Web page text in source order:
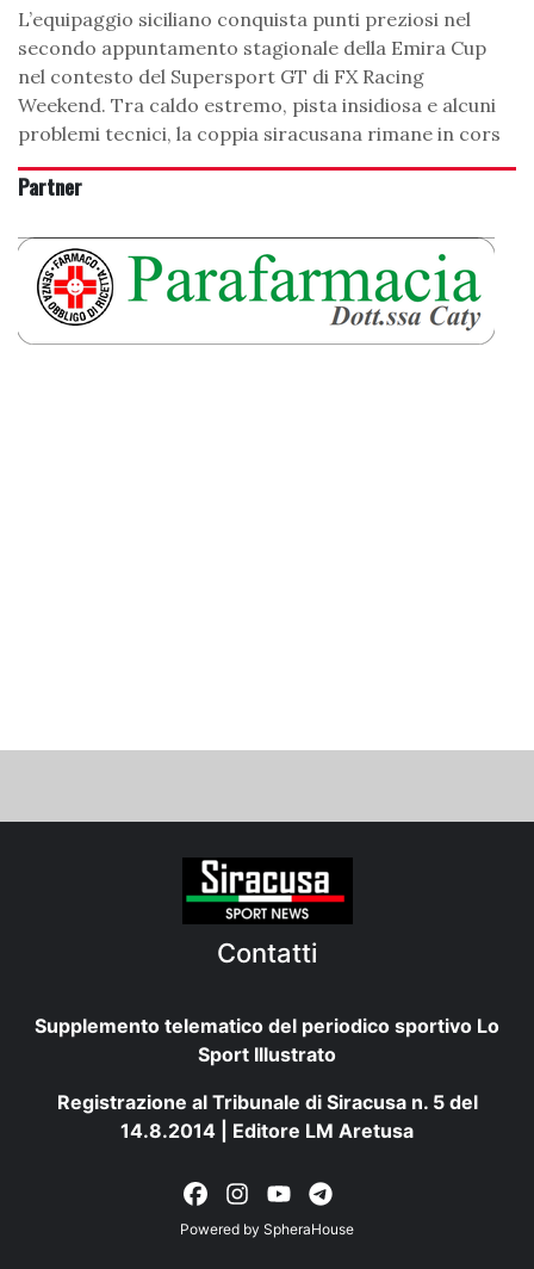
L’equipaggio siciliano conquista punti preziosi nel
secondo appuntamento stagionale della Emira Cup
nel contesto del Supersport GT di FX Racing
Weekend. Tra caldo estremo, pista insidiosa e alcuni
problemi tecnici, la coppia siracusana rimane in cors
Partner
Contatti
Supplemento telematico del periodico sportivo Lo
Sport Illustrato
Registrazione al Tribunale di Siracusa n. 5 del
14.8.2014 | Editore LM Aretusa
Powered by SpheraHouse